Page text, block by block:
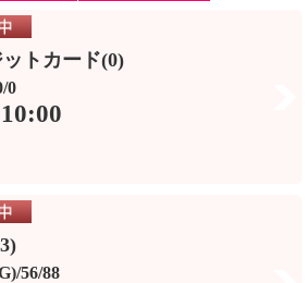
トカード(0)
0
56/88